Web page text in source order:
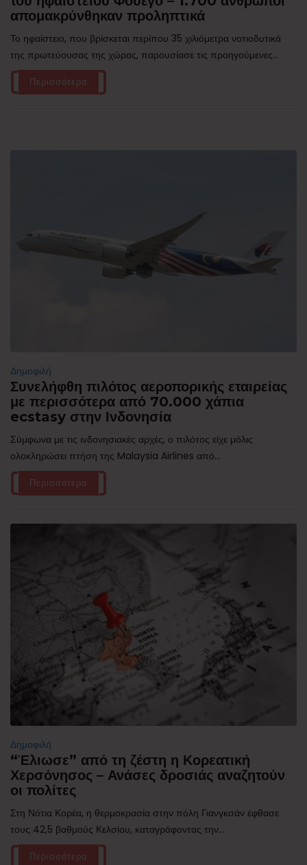
απομακρύνθηκαν προληπτικά
Το ηφαίστειο, που βρίσκεται περίπου 35 χιλιόμετρα νοτιοδυτικά
της πρωτεύουσας της χώρας, παρουσίασε τις προηγούμενες...
Περισσότερα
Δημοφιλή
Συνελήφθη πιλότος αεροπορικής εταιρείας
με περισσότερα από 70.000 χάπια
ecstasy στην Ινδονησία
Σύμφωνα με τις ινδονησιακές αρχές, ο πιλότος είχε μόλις
ολοκληρώσει πτήση της Malaysia Airlines από...
Περισσότερα
Δημοφιλή
“Έλιωσε” από τη ζέστη η Κορεατική
Χερσόνησος – Ανάσες δροσιάς αναζητούν
οι πολίτες
Στη Νότια Κορέα, η θερμοκρασία στην πόλη Γιανγκσάν έφθασε
τους 42,5 βαθμούς Κελσίου, καταγράφοντας την...
Περισσότερα